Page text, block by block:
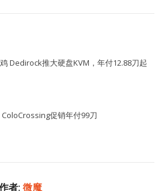
Dedirock推大硬盘KVM，年付12.88刀起
促销年付99刀
者:微魔